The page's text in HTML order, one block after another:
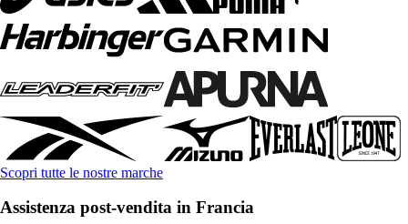
Scopri tutte le nostre marche
Assistenza post-vendita in Francia